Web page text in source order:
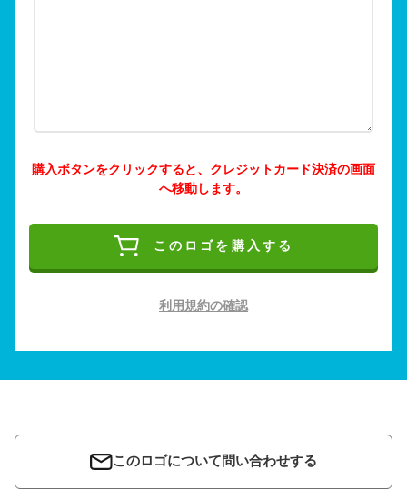
購入ボタンをクリックすると、クレジットカード決済の画面
へ移動します。
このロゴを購入する
利用規約の確認
このロゴについて問い合わせする